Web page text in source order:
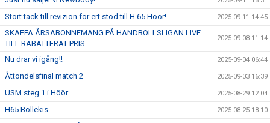
Stort tack till revizion för ert stöd till H 65 Höör! 2025-09-11 14:45
SKAFFA ÅRSABONNEMANG PÅ HANDBOLLSLIGAN LIVE
TILL RABATTERAT PRIS
2025-09-08 11:14
Nu drar vi igång!! 2025-09-04 06:44
Åttondelsfinal match 2 2025-09-03 16:39
USM steg 1 i Höör 2025-08-29 12:04
H65 Bollekis 2025-08-25 18:10